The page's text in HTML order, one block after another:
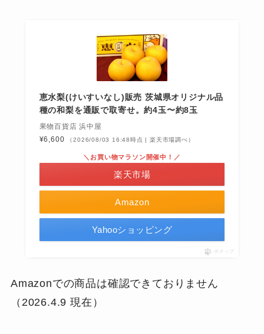
恵水梨(けいすいなし)販売 茨城県オリジナル品
種の和梨を通販で取寄せ。約4玉〜約8玉
果物百貨店 浜中屋
¥6,600
（2026/08/03 16:48時点 | 楽天市場調べ）
Amazon
＼お買い物マラソン開催中！／
楽天市場
Yahooショッピング
ポチップ
Amazonでの商品は確認できておりません
（2026.4.9 現在）